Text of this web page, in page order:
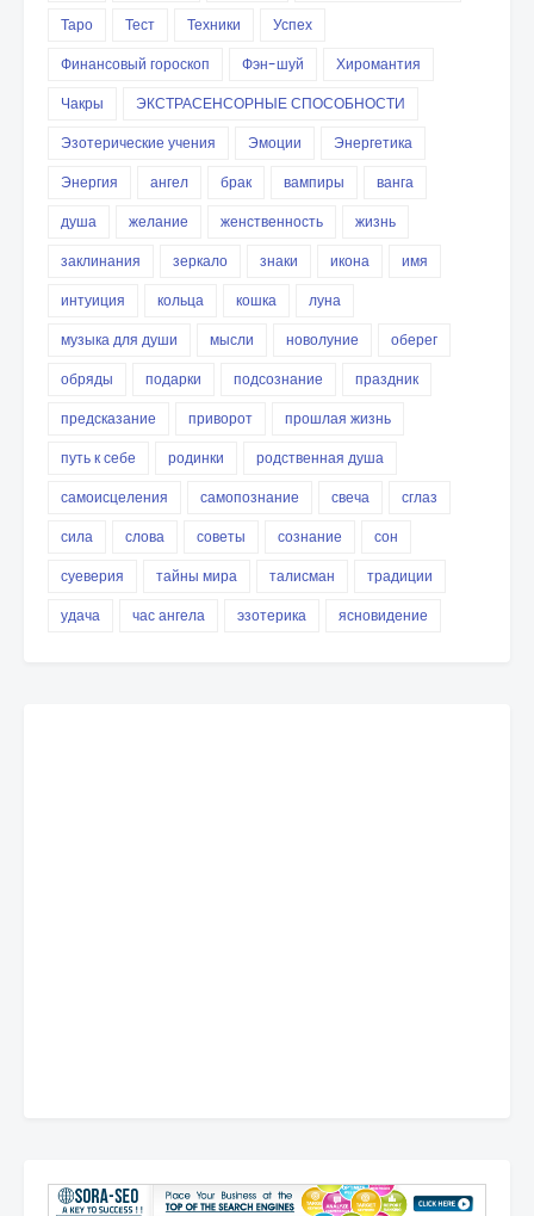
Таро
Тест Техники
Успех
Финансовый гороскоп
Фэн-шуй
Хиромантия
Чакры
ЭКСТРАСЕНСОРНЫЕ СПОСОБНОСТИ
Эзотерические учения
Эмоции
Энергетика
Энергия
ангел брак вампиры
ванга
душа
желание женственность
жизнь
заклинания
зеркало знаки икона
имя
интуиция
кольца кошка
луна
музыка для души
мысли новолуние
оберег
обряды
подарки подсознание
праздник
предсказание
приворот
прошлая жизнь
путь к себе
родинки
родственная душа
самоисцеления
самопознание свеча
сглаз
сила
слова советы сознание
сон
суеверия
тайны мира талисман
традиции
удача
час ангела эзотерика ясновидение